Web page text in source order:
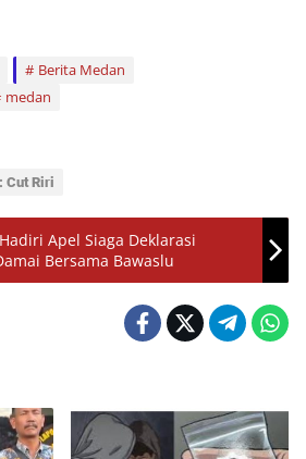
Berita Medan
medan
Cut Riri
Apel Siaga Deklarasi
Bersama Bawaslu